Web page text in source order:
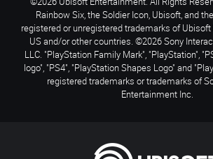
Rainbow Six, the Soldier Icon, Ubisoft, and
registered or unregistered trademarks of
US and/or other countries. ©2026 Sony
LLC. "PlayStation Family Mark", "PlayStation",
logo", "PS4", "PlayStation Shapes Logo" and
registered trademarks or trademarks of
Entertainment Inc.